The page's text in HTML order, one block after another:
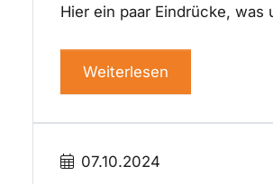
Hier ein paar Eindrücke, was
Weiterlesen
07.10.2024